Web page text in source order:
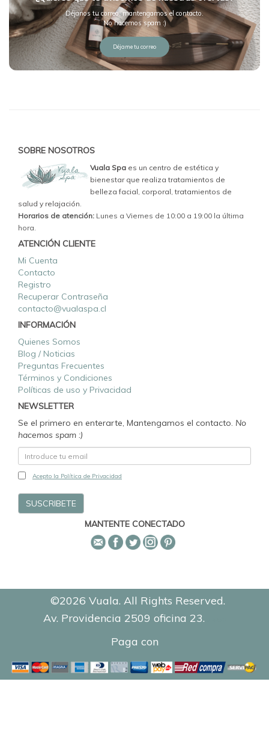
Déjanos tu correo, mantengamos el contacto.
No hacemos spam :)
Déjame tu correo
SOBRE NOSOTROS
Vuala Spa es un centro de estética y
bienestar que realiza tratamientos de
belleza facial, corporal, tratamientos de
salud y relajación.
Horarios de atención: Lunes a Viernes de 10:00 a 19:00 la última
hora.
ATENCIÓN CLIENTE
Mi Cuenta
Contacto
Registro
Recuperar Contraseña
contacto@vualaspa.cl
INFORMACIÓN
Quienes Somos
Blog / Noticias
Preguntas Frecuentes
Términos y Condiciones
Políticas de uso y Privacidad
NEWSLETTER
Se el primero en enterarte, Mantengamos el contacto. No
hacemos spam :)
Acepto la Política de Privacidad
MANTENTE CONECTADO
©2026 Vuala. All Rights Reserved.
Av. Providencia 2509 oficina 23.
Paga con